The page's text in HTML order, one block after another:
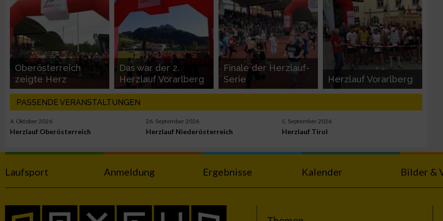
Oberösterreich
zeigte Herz
Das war der 2.
Herzlauf Vorarlberg
Finale der Herzlauf-
Serie
Herzlauf Vorarlberg
PASSENDE VERANSTALTUNGEN
4. Oktober 2026
Herzlauf Oberösterreich
26. September 2026
Herzlauf Niederösterreich
5. September 2026
Herzlauf Tirol
Laufsport Anmeldung Ergebnisse Kalender Bilder &
Funktional
Werbung